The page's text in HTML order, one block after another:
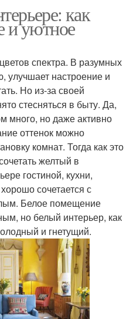
как
и уютное
спектра. В разумных
улучшает настроение и
Но из-за своей
стесняться в быту. Да,
много, но даже активно
оттенок можно
комнат. Тогда как это
желтый в
гостиной, кухни,
сочетается с
Белое помещение
но белый интерьер, как
и гнетущий.